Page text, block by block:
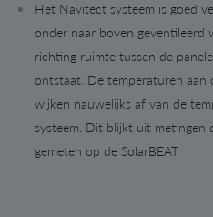
Het Navitect systeem is goed
onder naar boven
richting ruimte tussen de
ontstaat. De temperaturen aan
wijken nauwelijks af van de
systeem. Dit blijkt uit metingen
gemeten op de SolarBEAT